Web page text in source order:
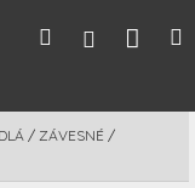
Hľadať
/ ZÁVESNÉ /